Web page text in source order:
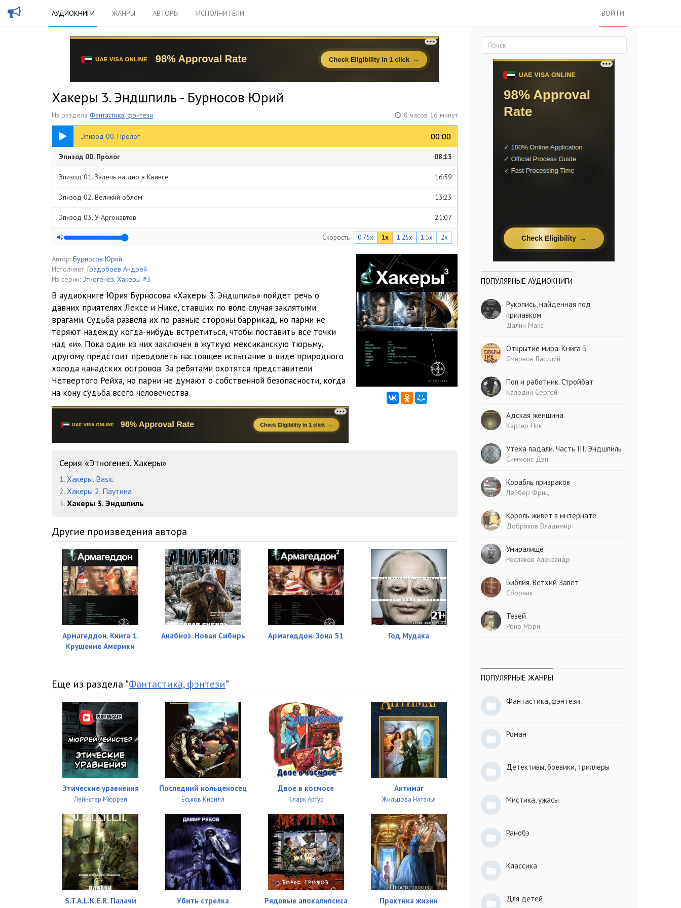
АУДИОКНИГИ ЖАНРЫ АВТОРЫ ИСПОЛНИТЕЛИ ВОЙТИ
Хакеры 3. Эндшпиль - Бурносов Юрий
Из раздела Фантастика, фэнтези 8 часов 16 минут
Эпизод 00. Пролог 00:00
00:00
08:13
Эпизод 00. Пролог 08:13
Эпизод 01. Залечь на дно в Квинсе 16:59
Эпизод 02. Великий облом 13:23
Эпизод 03. У Аргонавтов 21:07
Эпизод 04. Белая обезьяна 15:20
Эпизод 05. До рая рукою падать 18:44
Эпизод 06. SEARCH 07:00
Эпизод 07. Вторжение 33:39
Эпизод 08. Мёртвая земля 18:42
Эпизод 09. Пришедший из вьюги
Эпизод 10. Пиндос и кабачок 18:37
Эпизод 11. Как мотыльки на свет 17:04
Эпизод 12. Самый опасный город в мире
Эпизод 13. Добрый самаритянин
Эпизод 15. FALLOUT
Эпизод 16. Проигрыш
Эпизод 17. FALLOUT-2
Эпизод 19. Встреча старых друзей 20:07
Эпизод 20. FALLOUT-3 30:48
Эпизод 21. Эндшпиль 26:34
Эпизод 22. Эпилог 06:48
Скорость 0.75x 1x 1.25x 1.5x 2x
Автор: Бурносов Юрий
Исполняет: Градобоев Андрей
Из серии: Этногенез. Хакеры #3
В аудиокниге Юрия Бурносова «Хакеры 3. Эндшпиль» пойдет речь о
давних приятелях Лексе и Нике, ставших по воле случая заклятыми
врагами. Судьба развела их по разные стороны баррикад, но парни не
теряют надежду когда-нибудь встретиться, чтобы поставить все точки
над «и». Пока один из них заключен в жуткую мексиканскую тюрьму,
другому предстоит преодолеть настоящее испытание в виде природного
холода канадских островов. За ребятами охотятся представители
Четвертого Рейха, но парни не думают о собственной безопасности, когда
на кону судьба всего человечества.
Серия «Этногенез. Хакеры»
1. Хакеры. Basic
2. Хакеры 2. Паутина
3. Хакеры 3. Эндшпиль
Другие произведения автора
Армагеддон. Книга 1.
Крушение Америки
Анабиоз. Новая Сибирь Армагеддон. Зона 51 Год Мудака
Еще из раздела "Фантастика, фэнтези"
Этические уравнения
Лейнстер Мюррей
Последний кольценосец
Еськов Кирилл
Двое в космосе
Кларк Артур
Антимаг
Жильцова Наталья
S.T.A.L.K.E.R. Палачи
Убить стрелка
Рядовые апокалипсиса Практика жизни
ПОПУЛЯРНЫЕ АУДИОКНИГИ
Рукопись, найденная под
прилавком
Далин Макс
Открытие мира. Книга 5
Смирнов Василий
Поп и работник. Стройбат
Каледин Сергей
Адская женщина
Картер Ник
Утеха падали. Часть III. Эндшпиль
Симмонс Дэн
Корабль призраков
Лейбер Фриц
Король живет в интернате
Добряков Владимир
Умиралище
Росляков Александр
Библия. Ветхий Завет
Сборник
Тезей
Рено Мэри
ПОПУЛЯРНЫЕ ЖАНРЫ
Фантастика, фэнтези
Роман
Детективы, боевики, триллеры
Мистика, ужасы
Ранобэ
Классика
Для детей